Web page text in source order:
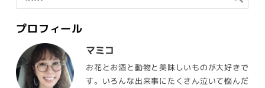
プロフィール
マミコ
お花とお酒と動物と美味しいものが大好きで
す。いろんな出来事にたくさん泣いて悩んだ